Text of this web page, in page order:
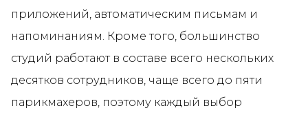
приложений, автоматическим письмам и
напоминаниям. Кроме того, большинство
студий работают в составе всего нескольких
десятков сотрудников, чаще всего до пяти
парикмахеров, поэтому каждый выбор